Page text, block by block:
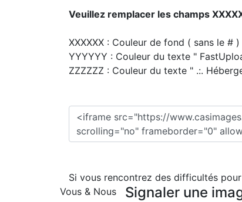
Veuillez remplacer les champs
XXXXXX : Couleur de fond ( sans le # )
YYYYYY : Couleur du texte "
ZZZZZZ : Couleur du texte " .:.
Si vous rencontrez des difficultés
Vous & Nous
Signaler une